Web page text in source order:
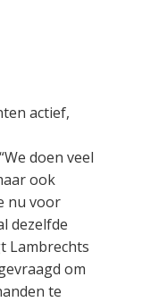
actief,
doen veel
ook
nu voor
dezelfde
Lambrechts
om
te